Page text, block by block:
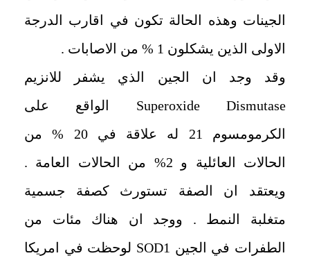
الجينات وهذه الحالة تكون في اقارب الدرجة
الاولى الذين يشكلون 1 % من الاصابات .
وقد وجد ان الجين الذي يشفر للانزيم
Superoxide Dismutase الواقع على
الكرمومسوم 21 له علاقة في 20 % من
الحالات العائلية و 2% من الحالات العامة .
ويعتقد ان الصفة تستورث كصفة جسمية
متغلبة النمط . ووجد ان هناك مئات من
الطفرات في الجين SOD1 لوحظت في امريكا